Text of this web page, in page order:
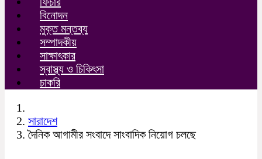
বিনোদন
মুক্ত মন্তব্য
সম্পাদকীয়
সাক্ষাৎকার
স্বাস্থ্য ও চিকিৎসা
চাকরি
সারাদেশ
দৈনিক আগামীর সংবাদে সাংবাদিক নিয়োগ চলছে